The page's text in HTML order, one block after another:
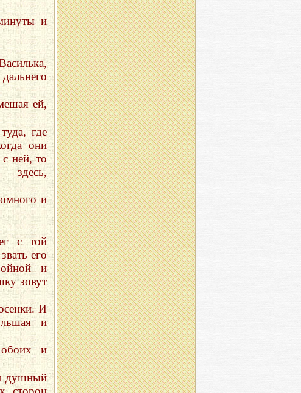
и
ей,
где
они
ней, то
здесь,
и
с той
его
и
зовут
И
и
и
душный